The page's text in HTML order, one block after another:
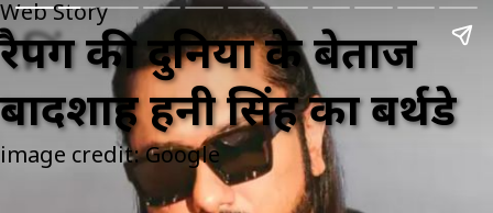
Web Story
रैपिंग की दुनिया के बेताज
बादशाह हनी सिंह का बर्थडे
image credit: Google